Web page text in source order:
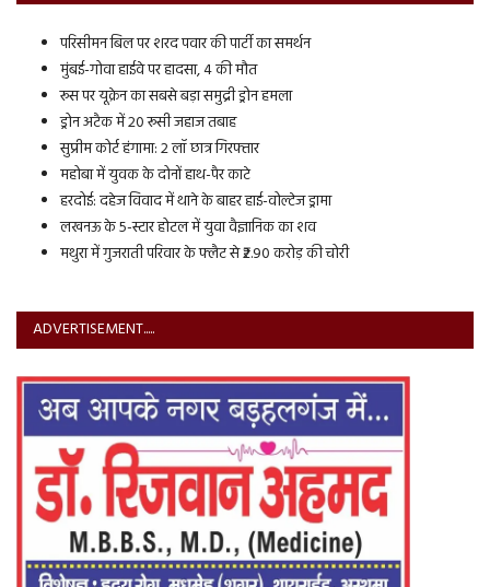
परिसीमन बिल पर शरद पवार की पार्टी का समर्थन
मुंबई-गोवा हाईवे पर हादसा, 4 की मौत
रूस पर यूक्रेन का सबसे बड़ा समुद्री ड्रोन हमला
ड्रोन अटैक में 20 रूसी जहाज तबाह
सुप्रीम कोर्ट हंगामा: 2 लॉ छात्र गिरफ्तार
महोबा में युवक के दोनों हाथ-पैर काटे
हरदोई: दहेज विवाद में थाने के बाहर हाई-वोल्टेज ड्रामा
लखनऊ के 5-स्टार होटल में युवा वैज्ञानिक का शव
मथुरा में गुजराती परिवार के फ्लैट से ₹2.90 करोड़ की चोरी
ADVERTISEMENT.....